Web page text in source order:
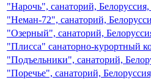
"Нарочь", санаторий,
"Неман-72", санаторий,
"Озерный", санаторий,
"Плисса" санаторно-курортный
"Подъельники", санаторий,
"Поречье", санаторий,